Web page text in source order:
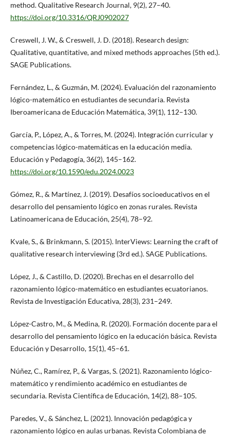
method. Qualitative Research Journal, 9(2), 27–40.
https://doi.org/10.3316/QRJ0902027
Creswell, J. W., & Creswell, J. D. (2018). Research design:
Qualitative, quantitative, and mixed methods approaches (5th ed.).
SAGE Publications.
Fernández, L., & Guzmán, M. (2024). Evaluación del razonamiento
lógico-matemático en estudiantes de secundaria. Revista
Iberoamericana de Educación Matemática, 39(1), 112–130.
García, P., López, A., & Torres, M. (2024). Integración curricular y
competencias lógico-matemáticas en la educación media.
Educación y Pedagogía, 36(2), 145–162.
https://doi.org/10.1590/edu.2024.0023
Gómez, R., & Martínez, J. (2019). Desafíos socioeducativos en el
desarrollo del pensamiento lógico en zonas rurales. Revista
Latinoamericana de Educación, 25(4), 78–92.
Kvale, S., & Brinkmann, S. (2015). InterViews: Learning the craft of
qualitative research interviewing (3rd ed.). SAGE Publications.
López, J., & Castillo, D. (2020). Brechas en el desarrollo del
razonamiento lógico-matemático en estudiantes ecuatorianos.
Revista de Investigación Educativa, 28(3), 231–249.
López-Castro, M., & Medina, R. (2020). Formación docente para el
desarrollo del pensamiento lógico en la educación básica. Revista
Educación y Desarrollo, 15(1), 45–61.
Núñez, C., Ramírez, P., & Vargas, S. (2021). Razonamiento lógico-
matemático y rendimiento académico en estudiantes de
secundaria. Revista Científica de Educación, 14(2), 88–105.
Paredes, V., & Sánchez, L. (2021). Innovación pedagógica y
razonamiento lógico en aulas urbanas. Revista Colombiana de